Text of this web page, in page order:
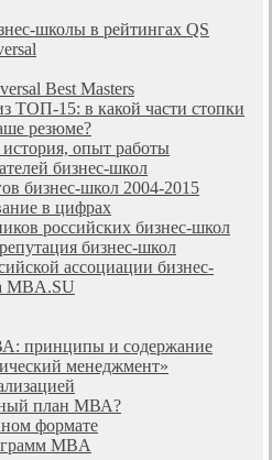
школы в рейтингах QS
Best Masters
ТОП-15: в какой части стопки
резюме?
опыт работы
бизнес-школ
бизнес-школ 2004-2015
в цифрах
российских бизнес-школ
бизнес-школ
ассоциации бизнес-
MBA.SU
принципы и содержание
менеджмент»
план МВА?
формате
MBA